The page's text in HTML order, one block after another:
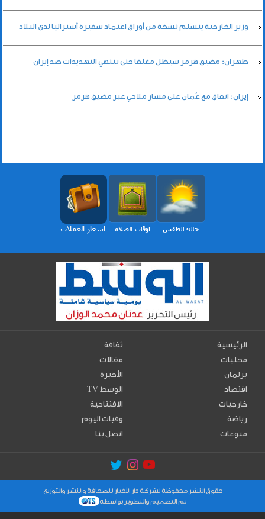
وزير الخارجية يتسلم نسخة من أوراق اعتماد سفيرة أستراليا لدى البلاد
طهران: مضيق هرمز سيظل مغلقا حتى تنتهي التهديدات ضد إيران
إيران: اتفاق مع عُمان على مسار ملاحي عبر مضيق هرمز
الرئيسية
محليات
برلمان
اقتصاد
خارجيات
رياضة
منوعات
ثقافة
مقالات
الأخيرة
TV الوسط
الافتتاحية
وفيات اليوم
اتصل بنا
حقوق النشر محفوظة لشركة دار الأخبار للصحافة والنشر والتوزيع
تم التصميم والتطوير بواسطة